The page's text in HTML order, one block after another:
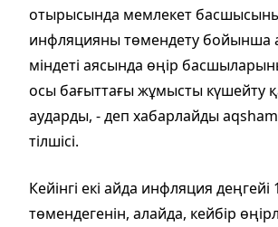
отырысында мемлекет
инфляцияны төмендету бойынша
міндеті аясында өңір
осы бағыттағы жұмысты күшейту
аударды, - деп хабарлайды
тілшісі.
Кейінгі екі айда инфляция деңгейі
төмендегенін, алайда, кейбір